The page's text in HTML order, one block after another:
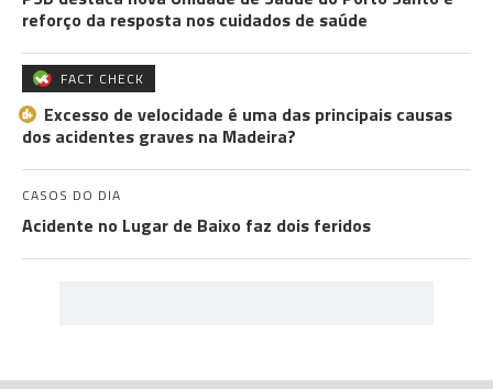
reforço da resposta nos cuidados de saúde
FACT CHECK
Excesso de velocidade é uma das principais causas
dos acidentes graves na Madeira?
CASOS DO DIA
Acidente no Lugar de Baixo faz dois feridos